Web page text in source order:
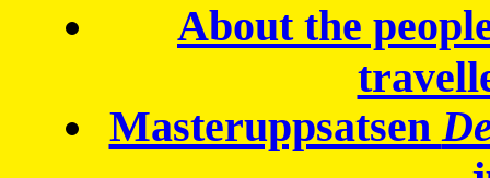
About the
Masteruppsatsen